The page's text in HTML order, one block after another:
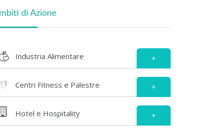
di Azione
Industria Alimentare +
Centri Fitness e Palestre +
Hotel e Hospitality +